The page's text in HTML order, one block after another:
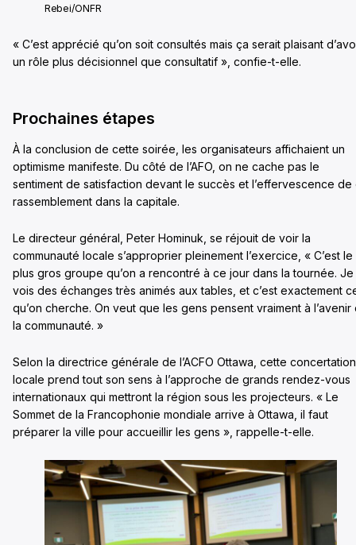
Rebei/ONFR
« C’est apprécié qu’on soit consultés mais ça serait plaisant
un rôle plus décisionnel que consultatif », confie-t-elle.
Prochaines étapes
À la conclusion de cette soirée, les organisateurs affichaient un
optimisme manifeste. Du côté de l’AFO, on ne cache pas le
sentiment de satisfaction devant le succès et l’effervescence de
rassemblement dans la capitale.
Le directeur général, Peter Hominuk, se réjouit de voir la
communauté locale s’approprier pleinement l’exercice, « C’est le
plus gros groupe qu’on a rencontré à ce jour dans la tournée. Je
vois des échanges très animés aux tables, et c’est exactement
qu’on cherche. On veut que les gens pensent vraiment à l’avenir
la communauté. »
Selon la directrice générale de l’ACFO Ottawa, cette concertation
locale prend tout son sens à l’approche de grands rendez-vous
internationaux qui mettront la région sous les projecteurs. « Le
Sommet de la Francophonie mondiale arrive à Ottawa, il faut
préparer la ville pour accueillir les gens », rappelle-t-elle.